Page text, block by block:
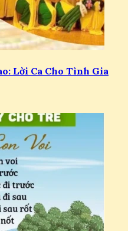
Lời Ca Cho Tình Gia